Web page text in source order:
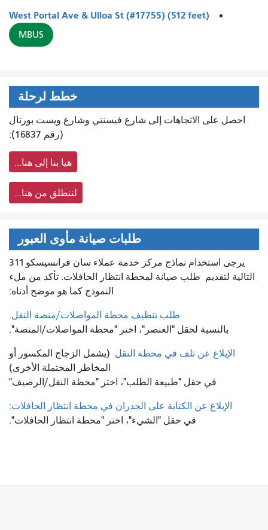
West Portal Ave & Ulloa St (#17755) (512 feet)
MBUS
خطط لرحلة
احصل على الاتجاهات إلى شارع فيسنتي وشارع ويست بورتال
(رقم 16837):
هيا بنا إلى هنا...
لننطلق من هنا...
طلبات صيانة مأوى العبور
يرجى استخدام نماذج مركز خدمة عملاء سان فرانسيسكو 311
التالية لتقديم طلب صيانة لمحطة انتظار الحافلات. تأكد من ملء
النموذج كما هو موضح أدناه:
طلب تنظيف محطة المواصلات/منصة النقل.
بالنسبة لحقل "العنصر"، اختر "محطة المواصلات/المنصة".
الإبلاغ عن تلف في محطة النقل (يشمل الزجاج المكسور أو
المخاطر المحتملة الأخرى)
في حقل "طبيعة الطلب"، اختر "محطة النقل/الرصيف"
الإبلاغ عن الكتابة على الجدران في محطة انتظار الحافلات:
في حقل "الشيء"، اختر "محطة انتظار الحافلات".